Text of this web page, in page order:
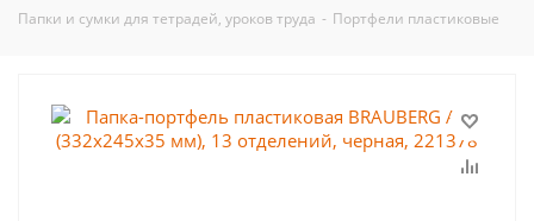
Папки и сумки для тетрадей, уроков труда - Портфели пластиковые